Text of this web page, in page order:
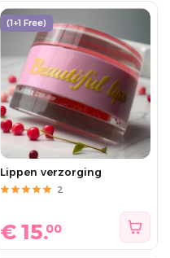
(1+1 Free)
Lippen verzorging
2
€15.00